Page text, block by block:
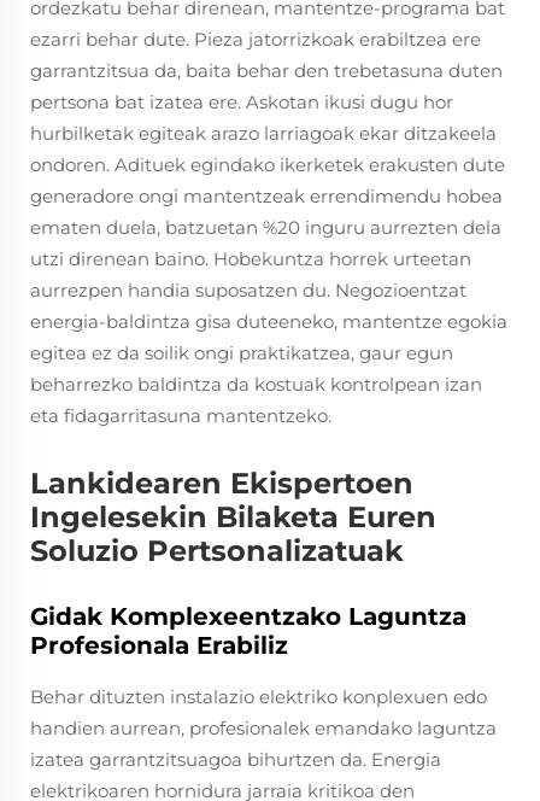
ordezkatu behar direnean, mantentze-programa bat
ezarri behar dute. Pieza jatorrizkoak erabiltzea ere
garrantzitsua da, baita behar den trebetasuna duten
pertsona bat izatea ere. Askotan ikusi dugu hor
hurbilketak egiteak arazo larriagoak ekar ditzakeela
ondoren. Adituek egindako ikerketek erakusten dute
generadore ongi mantentzeak errendimendu hobea
ematen duela, batzuetan %20 inguru aurrezten dela
utzi direnean baino. Hobekuntza horrek urteetan
aurrezpen handia suposatzen du. Negozioentzat
energia-baldintza gisa duteeneko, mantentze egokia
egitea ez da soilik ongi praktikatzea, gaur egun
beharrezko baldintza da kostuak kontrolpean izan
eta fidagarritasuna mantentzeko.
Lankidearen Ekispertoen
Ingelesekin Bilaketa Euren
Soluzio Pertsonalizatuak
Gidak Komplexeentzako Laguntza
Profesionala Erabiliz
Behar dituzten instalazio elektriko konplexuen edo
handien aurrean, profesionalek emandako laguntza
izatea garrantzitsuagoa bihurtzen da. Energia
elektrikoaren hornidura jarraia kritikoa den